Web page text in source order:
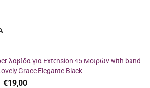
λαβίδα για Extension 45 Μοιρών with band
Grace Elegante Black
Original
€19,00Η